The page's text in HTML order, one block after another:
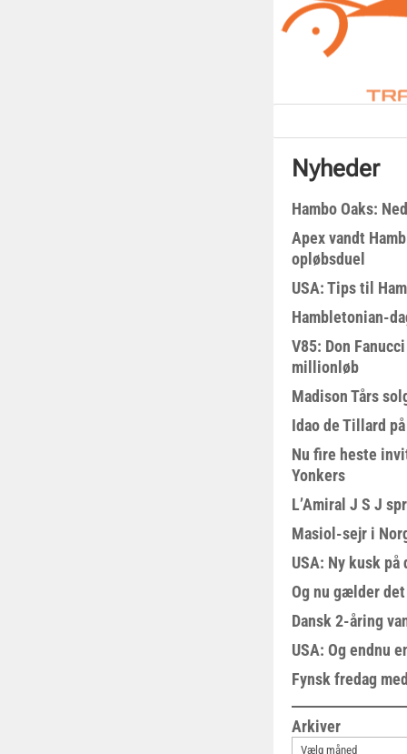
Nyheder
Hambo Oaks:
Apex vandt
opløbsduel
USA: Tips til
Hambletonian-
V85: Don
millionløb
Madison Tårs
Idao de Tillard
Nu fire heste
Yonkers
L’Amiral J S J
Masiol-sejr i
USA: Ny kusk på
Og nu gælder
Dansk 2-åring
USA: Og endnu
Fynsk fredag
Arkiver